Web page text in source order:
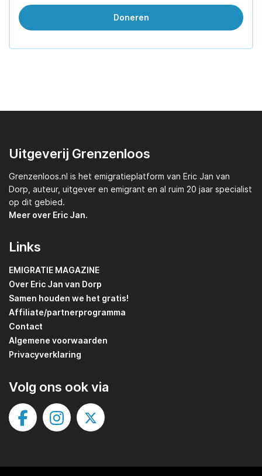
Doneren
Uitgeverij Grenzenloos
Grenzenloos.nl is het emigratieplatform van Eric Jan van
Dorp, auteur, uitgever en emigrant en al ruim 20 jaar specialist
op dit gebied.
Meer over Eric Jan.
Links
EMIGRATIE MAGAZINE
Over Eric Jan van Dorp
Samen houden we het gratis!
Affiliate/partnerprogramma
Contact
Algemene voorwaarden
Privacyverklaring
Volg ons ook via